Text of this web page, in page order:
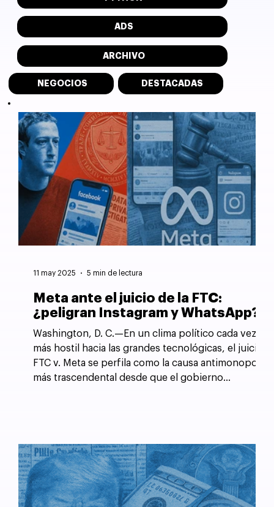
ADS
ARCHIVO
NEGOCIOS DESTACADAS
Meta ante el juicio de la FTC:
¿peligran Instagram y WhatsApp?
Washington, D. C.—En un clima político cada vez
más hostil hacia las grandes tecnológicas, el juicio
FTC v. Meta se perfila como la causa antimonopolio
más trascendental desde que el gobierno
11 may 2025 5 min de lectura